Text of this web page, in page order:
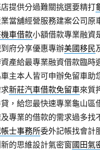
提供分過難關挑選要精打
當舖經營服務建案公司原
車借款小額借款專業融資
府分享優惠專辦美國移民
產給最專業融資借款臨時
主本人皆可申辦免留車助
新莊汽車借款免留車來質
，給您最快速專業龜山區
專業的借款的需求過多找
士事務所委外記帳找會計
的思維設計氣密窗國田氣